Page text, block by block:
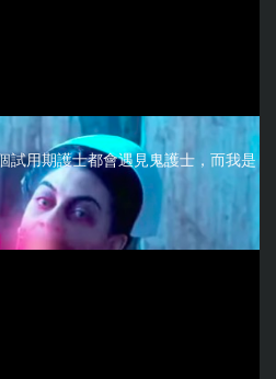
試用期護士都會遇見鬼護士，而我是